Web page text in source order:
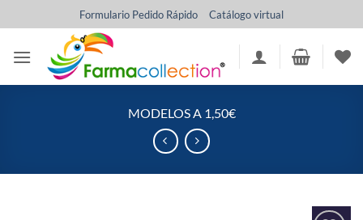
al
contenido
Formulario Pedido Rápido Catálogo virtual
MODELOS A 1,50€